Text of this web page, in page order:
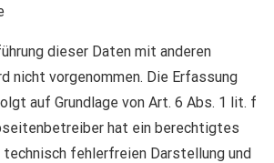
dieser Daten mit anderen
nicht vorgenommen. Die Erfassung
auf Grundlage von Art. 6 Abs. 1 lit. f
hat ein berechtigtes
fehlerfreien Darstellung und